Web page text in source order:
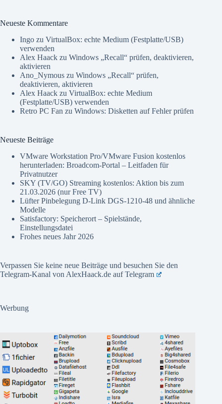
Neueste Kommentare
Ingo zu VirtualBox: echte Medium (Festplatte/USB)
verwenden
Alex Haack zu Windows „Recall“ prüfen, deaktivieren,
aktivieren
Ano_Nymous zu Windows „Recall“ prüfen,
deaktivieren, aktivieren
Alex Haack zu VirtualBox: echte Medium
(Festplatte/USB) verwenden
Retro PC Fan zu Windows: Disketten auf Fehler prüfen
Neueste Beiträge
VMware Workstation Pro/VMware Fusion kostenlos
herunterladen: Broadcom-Portal – Leitfaden für
Privatnutzer
SKY (TV/GO) Streaming kostenlos: Aktion bis zum
21.03.2026 (nur Free TV)
Lüfter Pinbelegung D-Link DGS-1210-48 und ähnliche
Modelle
Satisfactory: Speicherort – Spielstände,
Einstellungsdatei
Frohes neues Jahr 2026
Verpassen Sie keine neue Beiträge und besuchen Sie den
Telegram-Kanal von AlexHaack.de aufTelegram
Werbung